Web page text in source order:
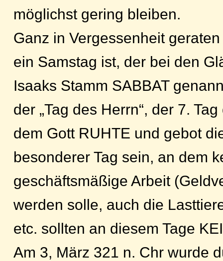
möglichst gering bleiben.
Ganz in Vergessenheit
ein Samstag ist, der bei den
Isaaks Stamm SABBAT
der „Tag des Herrn“, der 7.
dem Gott RUHTE und gebot
besonderer Tag sein, an dem
geschäftsmäßige Arbeit
werden solle, auch die
etc. sollten an diesem Tage
Am 3, März 321 n. Chr wurde